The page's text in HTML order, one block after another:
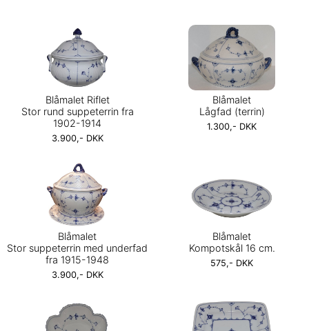
Blåmalet Riflet
Stor rund suppeterrin fra
1902-1914
3.900,- DKK
Blåmalet
Lågfad (terrin)
1.300,- DKK
Blåmalet
Stor suppeterrin med underfad
fra 1915-1948
3.900,- DKK
Blåmalet
Kompotskål 16 cm.
575,- DKK